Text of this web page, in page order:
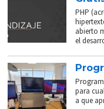
PHP
abierto
el
para
a que